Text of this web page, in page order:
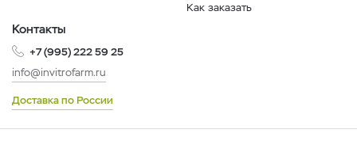
Как заказать
Контакты
+7 (995) 222 59 25
info@invitrofarm.ru
Доставка по России